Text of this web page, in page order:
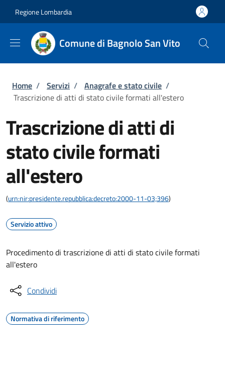
Regione Lombardia
Comune di Bagnolo San Vito
Briciole di pane
Home / Servizi / Anagrafe e stato civile /
Trascrizione di atti di stato civile formati all'estero
Trascrizione di atti di
stato civile formati
all'estero
(urn:nir:presidente.repubblica:decreto:2000-11-03;396)
Servizio attivo
Procedimento di trascrizione di atti di stato civile formati
all'estero
Condividi
Normativa di riferimento